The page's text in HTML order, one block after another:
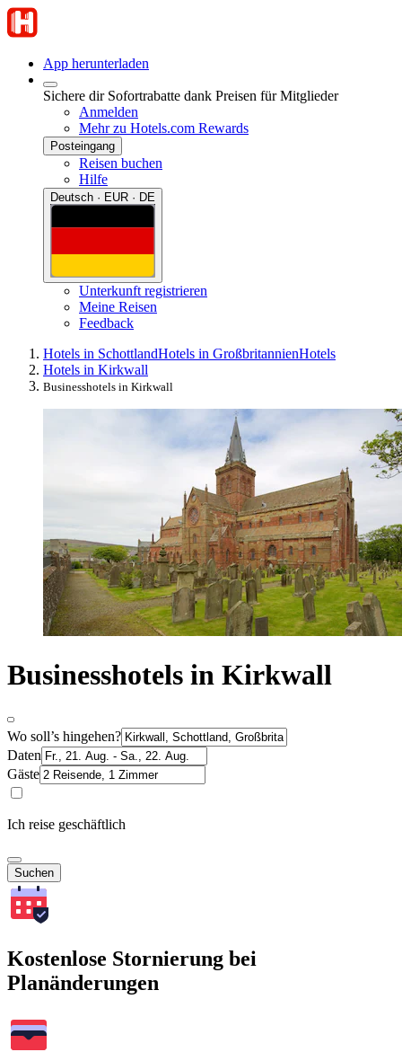
App herunterladen
Sichere dir Sofortrabatte dank Preisen für Mitglieder
Anmelden
Mehr zu Hotels.com Rewards
Posteingang
Reisen buchen
Hilfe
Deutsch · EUR · DE
Unterkunft registrieren
Meine Reisen
Feedback
Hotels in SchottlandHotels in GroßbritannienHotels
Hotels in Kirkwall
Businesshotels in Kirkwall
Businesshotels in Kirkwall
Wo soll’s hingehen?
Daten
Gäste
Ich reise geschäftlich
Suchen
Kostenlose Stornierung bei
Planänderungen